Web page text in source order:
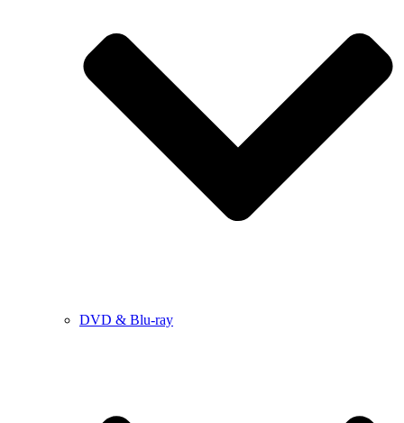
DVD & Blu-ray